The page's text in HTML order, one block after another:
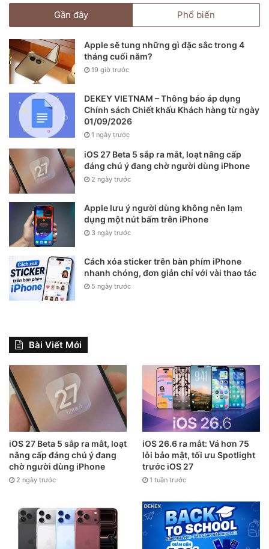
Gần đây Phổ biến
Apple sẽ tung những gì đặc sắc trong 4
tháng cuối năm?
19 giờ trước
DEKEY VIETNAM – Thông báo áp dụng
Chính sách Chiết khấu Khách hàng từ ngày
01/09/2026
1 ngày trước
iOS 27 Beta 5 sắp ra mắt, loạt nâng cấp
đáng chú ý đang chờ người dùng iPhone
2 ngày trước
Apple lưu ý người dùng không nên lạm
dụng một nút bấm trên iPhone
3 ngày trước
Cách xóa sticker trên bàn phím iPhone
nhanh chóng, đơn giản chỉ với vài thao tác
5 ngày trước
Bài Viết Mới
iOS 27 Beta 5 sắp ra mắt, loạt
nâng cấp đáng chú ý đang
chờ người dùng iPhone
2 ngày trước
iOS 26.6 ra mắt: Vá hơn 75
lỗi bảo mật, tối ưu Spotlight
trước iOS 27
1 tuần trước